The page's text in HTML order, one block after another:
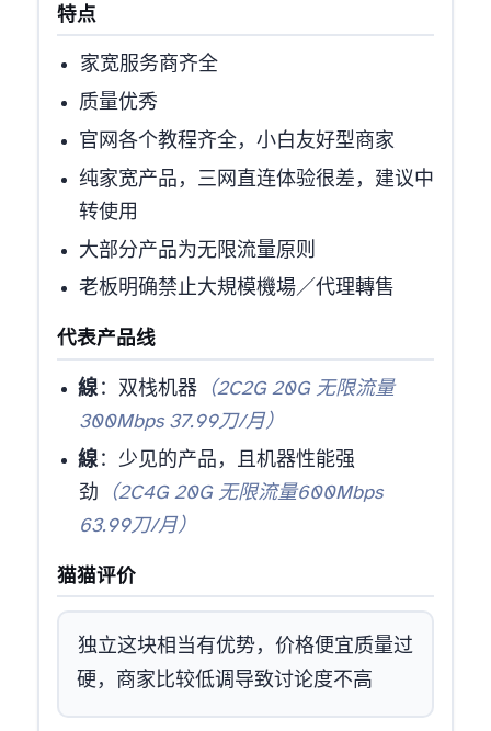
特点
Hinet/Seednet/TBC TW家宽服务商齐全
IP质量优秀
官网各个教程齐全，小白友好型商家
纯家宽产品，三网直连体验很差，建议中
转使用
大部分产品为无限流量(Fair use原则)
老板明确禁止大規模機場／VPN 代理轉售
代表产品线
Seednet-VDS-1線：IPV4seednet+IPV6hinet双栈机器 （2C2G 20G 无限流量
300Mbps 37.99刀/月）
TBC-VDS-1線：少见的TBC产品，且机器性能强
劲 （2C4G 20G 无限流量600Mbps
63.99刀/月）
猫猫评价
TW独立ip这块相当有优势，价格便宜质量过
硬，商家比较低调导致讨论度不高